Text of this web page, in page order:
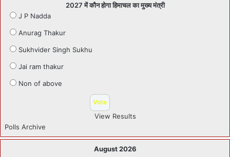
2027 में कौन होगा हिमाचल का मुख्य मंत्री
J P Nadda
Anurag Thakur
Sukhvider Singh Sukhu
Jai ram thakur
Non of above
View Results
Polls Archive
August 2026